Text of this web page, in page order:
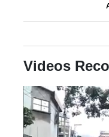
Videos